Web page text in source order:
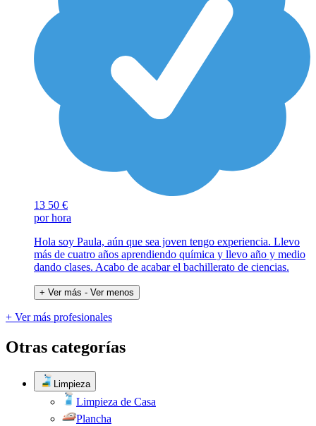
13 50 €
por hora
Hola soy Paula, aún que sea joven tengo experiencia. Llevo
más de cuatro años aprendiendo química y llevo año y medio
dando clases. Acabo de acabar el bachillerato de ciencias.
+ Ver más - Ver menos
+ Ver más profesionales
Otras categorías
Limpieza
Limpieza de Casa
Plancha